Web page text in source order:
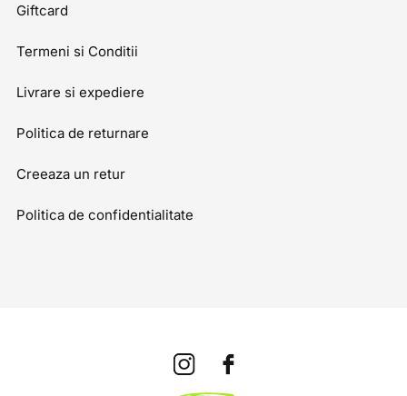
Giftcard
Termeni si Conditii
Livrare si expediere
Politica de returnare
Creeaza un retur
Politica de confidentialitate